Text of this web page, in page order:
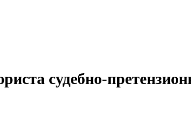
судебно-